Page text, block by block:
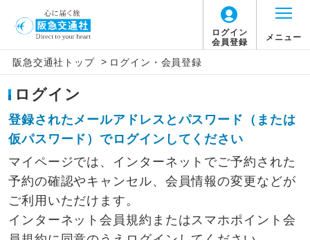
ログイン
会員登録
メニュー
阪急交通社トップ > ログイン・会員登録
ログイン
登録されたメールアドレスとパスワード（または
仮パスワード）でログインしてください
マイページでは、インターネットでご予約された
予約の確認やキャンセル、会員情報の変更などが
ご利用いただけます。
インターネット会員規約またはスマホポイント会